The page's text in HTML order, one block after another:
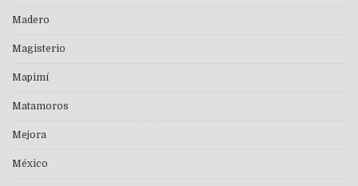
Madero
Magisterio
Mapimí
Matamoros
Mejora
México